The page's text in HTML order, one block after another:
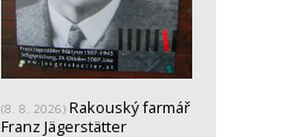
(8. 8. 2026) Rakouský farmář
Franz Jägerstätter